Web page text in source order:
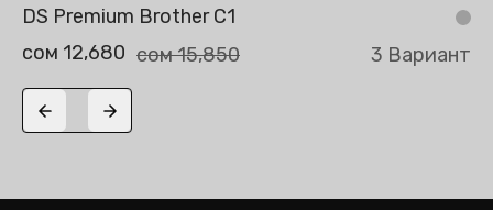
DS Premium Brother C1
сом 12,680 сом 15,850 3 Вариант
Previous slide
Next slide